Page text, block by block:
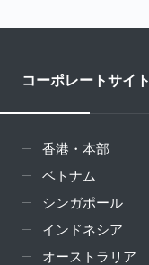
コーポレートサイト
香港・本部
ベトナム
シンガポール
インドネシア
オーストラリア